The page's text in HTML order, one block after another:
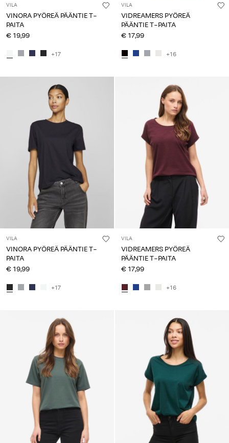
VILA
VINORA PYÖREÄ PÄÄNTIE T-
PAITA
€ 19,99
+17
VILA
VIDREAMERS PYÖREÄ
PÄÄNTIE T-PAITA
€ 17,99
+16
VILA
VINORA PYÖREÄ PÄÄNTIE T-
PAITA
€ 19,99
+17
VILA
VIDREAMERS PYÖREÄ
PÄÄNTIE T-PAITA
€ 17,99
+16